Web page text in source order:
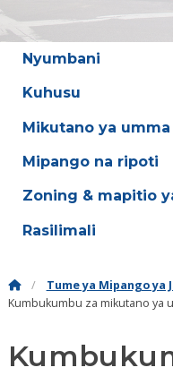
Nyumbani
Kuhusu
Mikutano ya umma
Mipango na ripoti
Zoning & mapitio
Rasilimali
Tume ya Mipango ya
Kumbukumbu za mikutano ya